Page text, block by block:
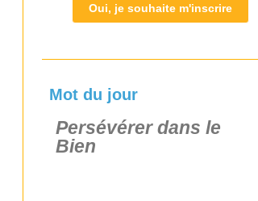
Oui, je souhaite m'inscrire
Mot du jour
Persévérer dans le
Bien